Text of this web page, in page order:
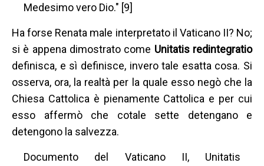
Medesimo vero Dio." [9]
Ha forse Renata male interpretato il Vaticano II? No;
si è appena dimostrato come Unitatis redintegratio
definisca, e sì definisce, invero tale esatta cosa. Si
osserva, ora, la realtà per la quale esso negò che la
Chiesa Cattolica è pienamente Cattolica e per cui
esso affermò che cotale sette detengano e
detengono la salvezza.
Documento del Vaticano II, Unitatis